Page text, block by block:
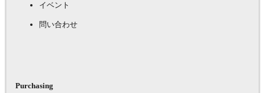
イベント
問い合わせ
Purchasing